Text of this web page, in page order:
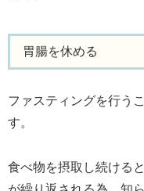
胃腸を休める
ファスティングを行う
す。
食べ物を摂取し続ける